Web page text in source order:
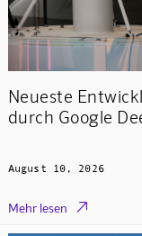
Neueste
durch Google
August 10, 2026
Mehr lesen 